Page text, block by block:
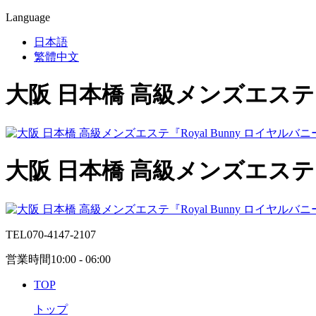
Language
日本語
繁體中文
大阪 日本橋 高級メンズエス
大阪 日本橋 高級メンズエス
TEL070-4147-2107
営業時間10:00 - 06:00
TOP
トップ